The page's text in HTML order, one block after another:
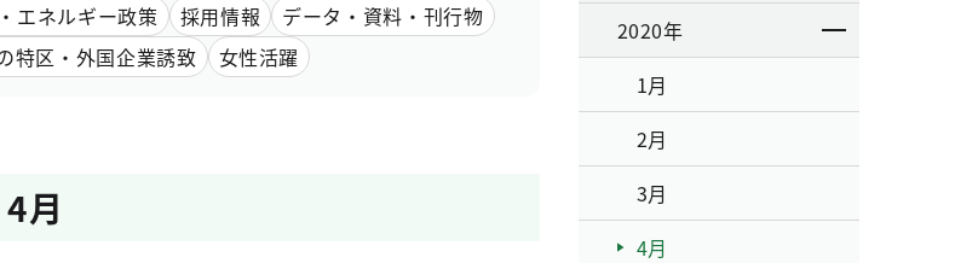
エネルギー政策 採用情報
データ・資料・刊行物
特区・外国企業誘致 女性活躍
4月
2020年
1月
2月
3月
4月